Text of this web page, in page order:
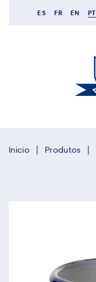
ES FR EN PT
Inicio Produtos